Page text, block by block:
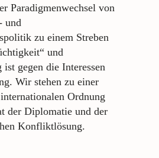
Paradigmenwechsel von
und
zu einem Streben
und
gegen die Interessen
Wir stehen zu einer
Ordnung
der Diplomatie und der
Konfliktlösung.